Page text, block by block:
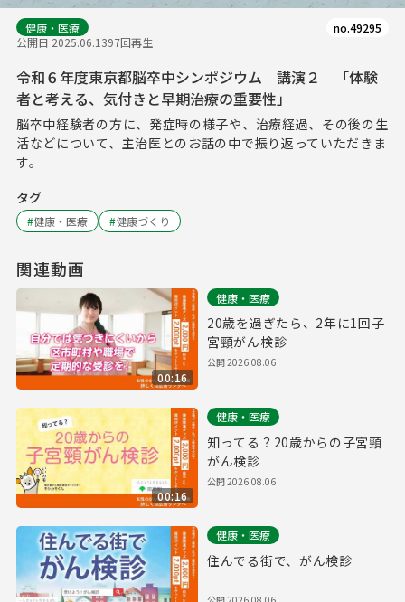
健康・医療
公開日 2025.06.1397回再生
no.49295
令和６年度東京都脳卒中シンポジウム 講演２ 「体験
者と考える、気付きと早期治療の重要性」
脳卒中経験者の方に、発症時の様子や、治療経過、その後の生
活などについて、主治医とのお話の中で振り返っていただきま
す。
タグ
#健康・医療 #健康づくり
関連動画
00:16
健康・医療
20歳を過ぎたら、2年に1回子
宮頸がん検診
公開2026.08.06
00:16
健康・医療
知ってる？20歳からの子宮頸
がん検診
公開2026.08.06
健康・医療
住んでる街で、がん検診